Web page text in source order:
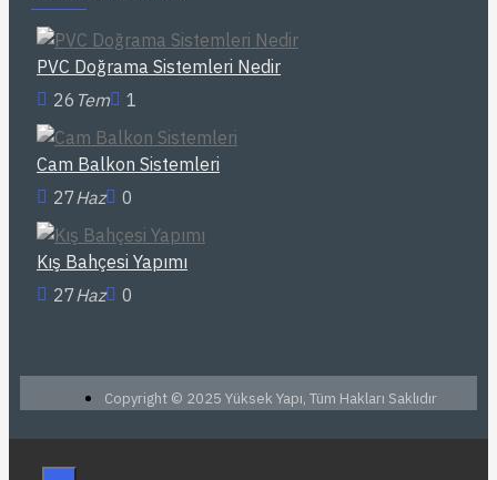
PVC Doğrama Sistemleri Nedir
26 Tem 1
Cam Balkon Sistemleri
27Haz 0
Kış Bahçesi Yapımı
27Haz 0
Copyright © 2025 Yüksek Yapı, Tüm Hakları Saklıdır